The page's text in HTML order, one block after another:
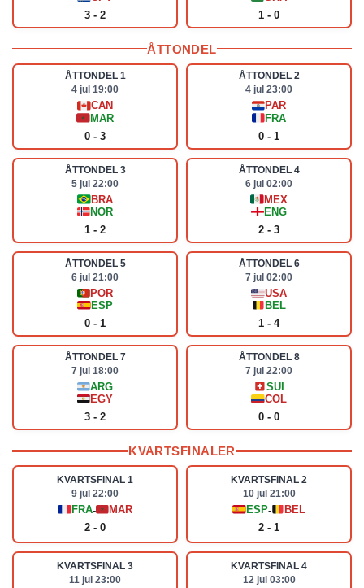
3 - 2
1 - 0
ÅTTONDEL
ÅTTONDEL 1
4 jul 19:00
CAN
MAR
0 - 3
ÅTTONDEL 2
4 jul 23:00
PAR
FRA
0 - 1
ÅTTONDEL 3
5 jul 22:00
BRA
NOR
1 - 2
ÅTTONDEL 4
6 jul 02:00
MEX
ENG
2 - 3
ÅTTONDEL 5
6 jul 21:00
POR
ESP
0 - 1
ÅTTONDEL 6
7 jul 02:00
USA
BEL
1 - 4
ÅTTONDEL 7
7 jul 18:00
ARG
EGY
3 - 2
ÅTTONDEL 8
7 jul 22:00
SUI
COL
0 - 0
KVARTSFINALER
KVARTSFINAL 1
9 jul 22:00
FRA-
MAR
2 - 0
KVARTSFINAL 2
10 jul 21:00
ESP-
BEL
2 - 1
KVARTSFINAL 3
11 jul 23:00
KVARTSFINAL 4
12 jul 03:00